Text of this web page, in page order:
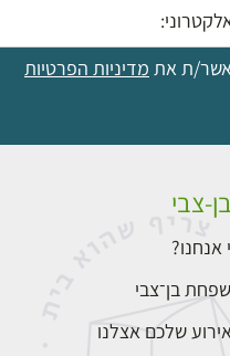
ת את מדיניות הפרטיות
צבי
אנחנו?
בן־צבי
שלכם אצלנו